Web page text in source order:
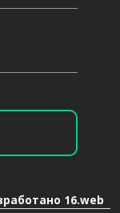
16.web